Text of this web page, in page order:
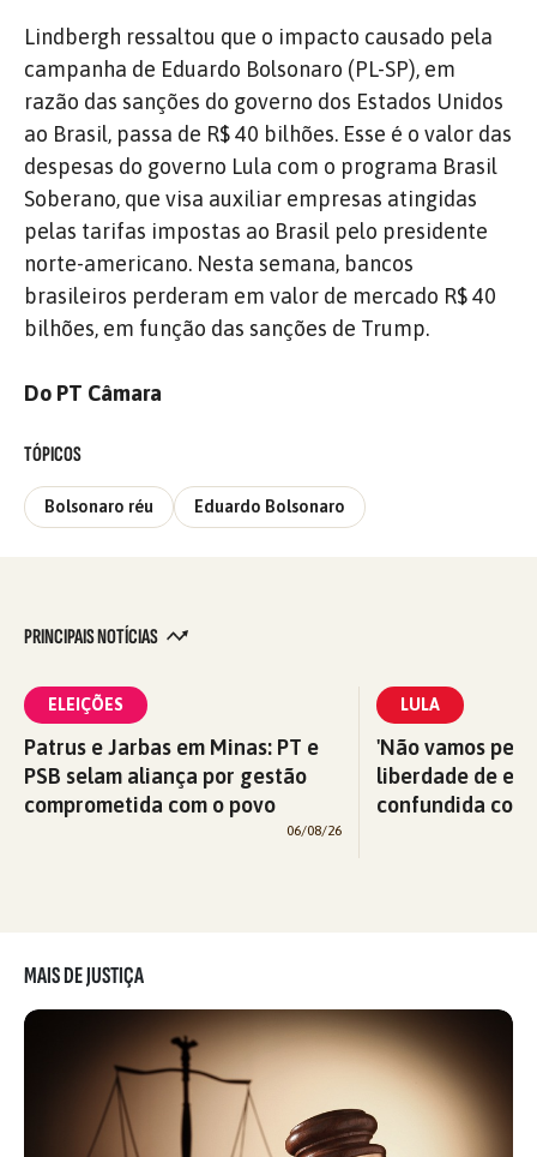
Lindbergh ressaltou que o impacto causado pela
campanha de Eduardo Bolsonaro (PL-SP), em
razão das sanções do governo dos Estados Unidos
ao Brasil, passa de R$ 40 bilhões. Esse é o valor das
despesas do governo Lula com o programa Brasil
Soberano, que visa auxiliar empresas atingidas
pelas tarifas impostas ao Brasil pelo presidente
norte-americano. Nesta semana, bancos
brasileiros perderam em valor de mercado R$ 40
bilhões, em função das sanções de Trump.
Do PT Câmara
TÓPICOS
Bolsonaro réu Eduardo Bolsonaro
PRINCIPAIS NOTÍCIAS
ELEIÇÕES
Patrus e Jarbas em Minas: PT e
PSB selam aliança por gestão
comprometida com o povo
06/08/26
LULA
'Não vamos
liberdade de
confundida
MAIS DE JUSTIÇA